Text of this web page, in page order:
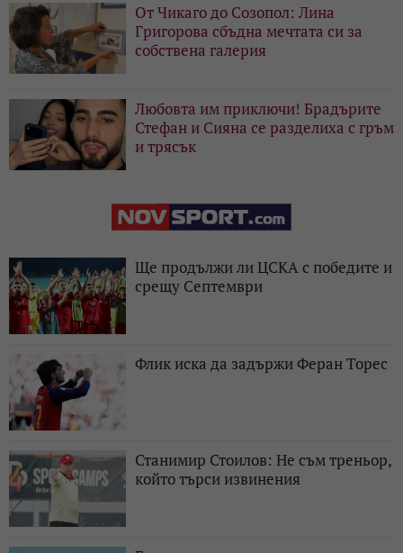
От Чикаго до Созопол: Лина
Григорова сбъдна мечтата си за
собствена галерия
Любовта им приключи! Брадърите
Стефан и Сияна се разделиха с гръм
и трясък
Ще продължи ли ЦСКА с победите и
срещу Септември
Флик иска да задържи Феран Торес
Станимир Стоилов: Не съм треньор,
който търси извинения